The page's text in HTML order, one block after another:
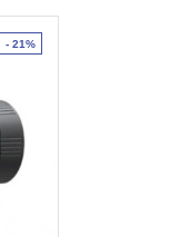
- 21%